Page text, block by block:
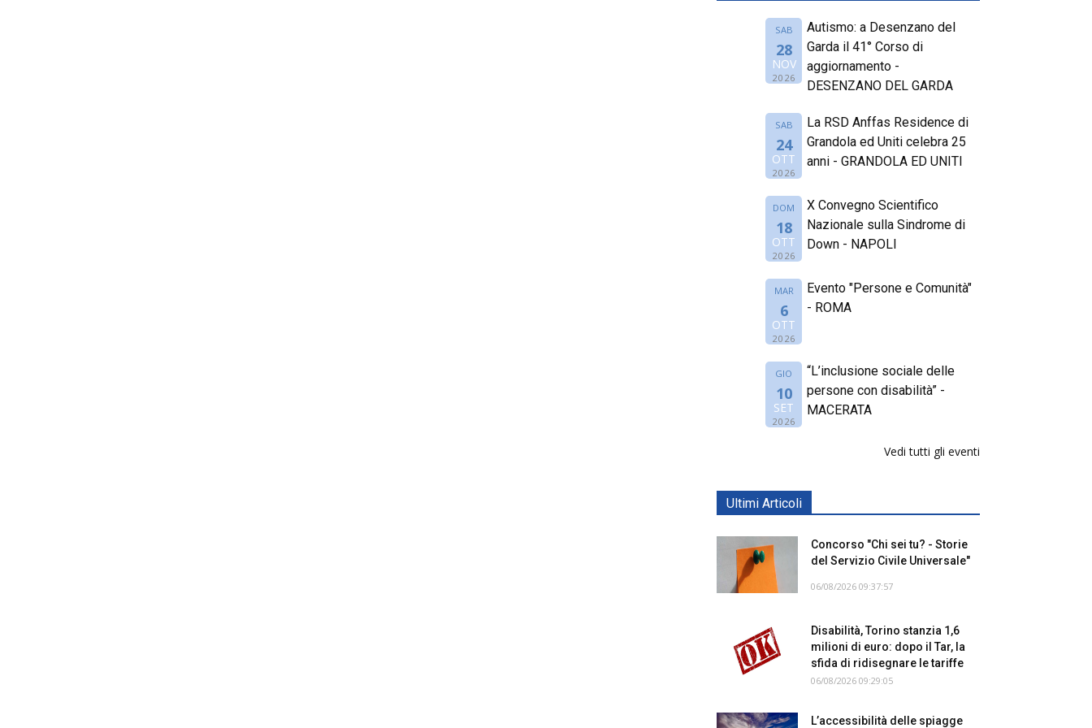
SAB
28
NOV
2026
Autismo: a Desenzano del
Garda il 41° Corso di
aggiornamento -
DESENZANO DEL GARDA
SAB
24
OTT
2026
La RSD Anffas Residence di
Grandola ed Uniti celebra 25
anni - GRANDOLA ED UNITI
DOM
18
OTT
2026
X Convegno Scientifico
Nazionale sulla Sindrome di
Down - NAPOLI
MAR
6
OTT
2026
Evento "Persone e Comunità"
- ROMA
GIO
10
SET
2026
“L’inclusione sociale delle
persone con disabilità” -
MACERATA
Vedi tutti gli eventi
Ultimi Articoli
Concorso "Chi sei tu? - Storie
del Servizio Civile Universale"
06/08/2026 09:37:57
Disabilità, Torino stanzia 1,6
milioni di euro: dopo il Tar, la
sfida di ridisegnare le tariffe
06/08/2026 09:29:05
L’accessibilità delle spiagge